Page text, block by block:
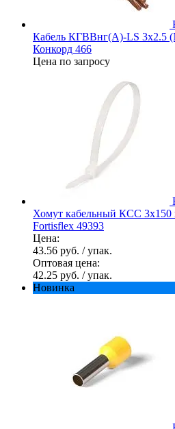
Кабель КГВВнг(А)-LS 3х2.5
Конкорд 466
Цена по запросу
Хомут кабельный КСС 3х150
Fortisflex 49393
Цена:
43.56 руб. / упак.
Оптовая цена:
42.25 руб. / упак.
Новинка